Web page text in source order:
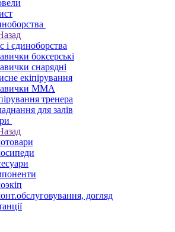
і єдиноборства
боксерські
снарядні
екіпірування
ММА
тренера
для залів
догляд